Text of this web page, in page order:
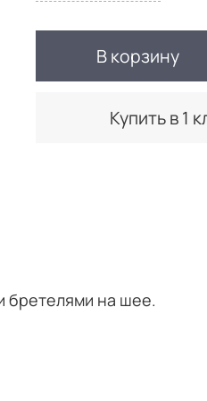
В корзину
Купить в 1
бретелями на шее.